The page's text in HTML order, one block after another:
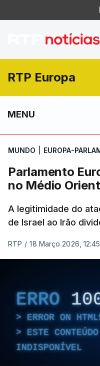
RTP Europa
MENU
MUNDO EUROPA-
Parlamento
no Médio
A legitimidade do
de Israel ao Irão
RTP / 18 Março 2026, 12:45
ERRO
ERROR ON
ESTE
INDISPONÍVEL